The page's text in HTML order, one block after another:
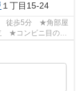
１丁目15-24
徒歩5分 ★角部屋
コンビニ目の前